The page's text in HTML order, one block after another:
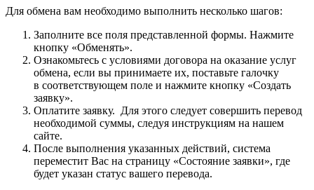
Для обмена вам необходимо выполнить несколько шагов:
Заполните все поля представленной формы. Нажмите
кнопку «Обменять».
Ознакомьтесь с условиями договора на оказание услуг
обмена, если вы принимаете их, поставьте галочку
в соответствующем поле и нажмите кнопку «Создать
заявку».
Оплатите заявку. Для этого следует совершить перевод
необходимой суммы, следуя инструкциям на нашем
сайте.
После выполнения указанных действий, система
переместит Вас на страницу «Состояние заявки», где
будет указан статус вашего перевода.